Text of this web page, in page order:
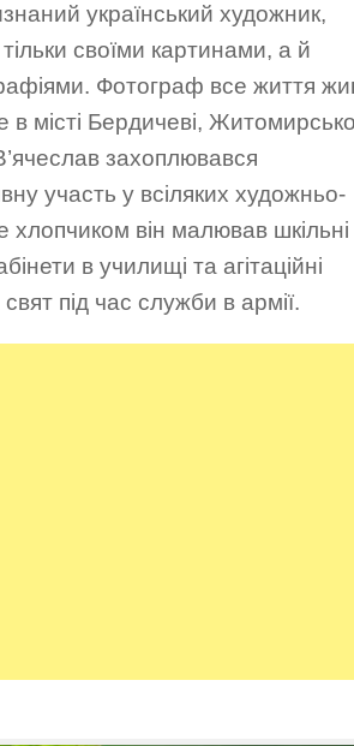
український художник,
своїми картинами, а й
Фотограф все життя
в місті Бердичеві,
захоплювався
участь у всіляких художньо-
він малював шкільні
в училищі та агітаційні
під час служби в армії.